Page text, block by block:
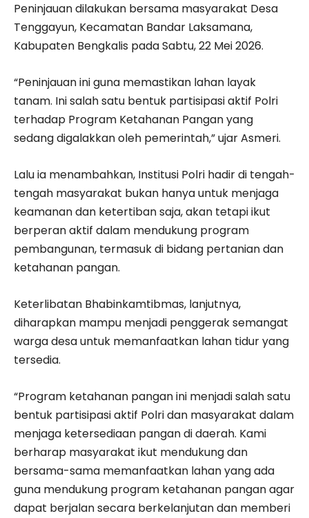
Peninjauan dilakukan bersama masyarakat Desa
Tenggayun, Kecamatan Bandar Laksamana,
Kabupaten Bengkalis pada Sabtu, 22 Mei 2026.
“Peninjauan ini guna memastikan lahan layak
tanam. Ini salah satu bentuk partisipasi aktif Polri
terhadap Program Ketahanan Pangan yang
sedang digalakkan oleh pemerintah,” ujar Asmeri.
Lalu ia menambahkan, Institusi Polri hadir di tengah-
tengah masyarakat bukan hanya untuk menjaga
keamanan dan ketertiban saja, akan tetapi ikut
berperan aktif dalam mendukung program
pembangunan, termasuk di bidang pertanian dan
ketahanan pangan.
Keterlibatan Bhabinkamtibmas, lanjutnya,
diharapkan mampu menjadi penggerak semangat
warga desa untuk memanfaatkan lahan tidur yang
tersedia.
“Program ketahanan pangan ini menjadi salah satu
bentuk partisipasi aktif Polri dan masyarakat dalam
menjaga ketersediaan pangan di daerah. Kami
berharap masyarakat ikut mendukung dan
bersama-sama memanfaatkan lahan yang ada
guna mendukung program ketahanan pangan agar
dapat berjalan secara berkelanjutan dan memberi